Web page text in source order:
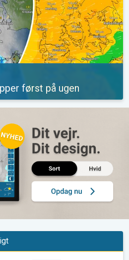
først på ugen